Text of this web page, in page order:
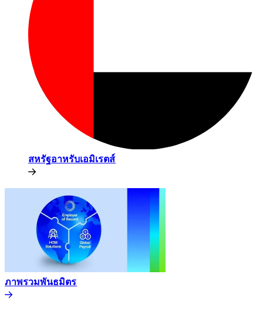
สหรัฐอาหรับเอมิเรตส์​​
ภาพรวมพันธมิตร​​